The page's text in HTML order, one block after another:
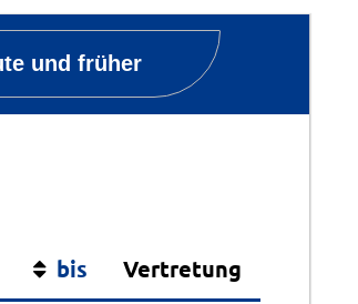
und früher
bis Vertretung